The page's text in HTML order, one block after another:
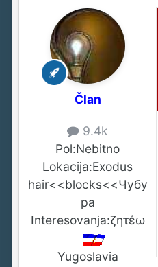
Član
9.4k
Pol:Nebitno
Lokacija:Exodus
hair<<blocks<<Чубу
ра
Interesovanja:ζητέω
Yugoslavia